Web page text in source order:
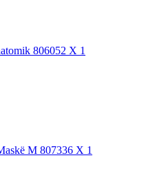
806052 X 1
M 807336 X 1